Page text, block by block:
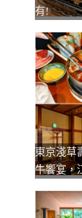
有!
東京淺草
牛饗宴，